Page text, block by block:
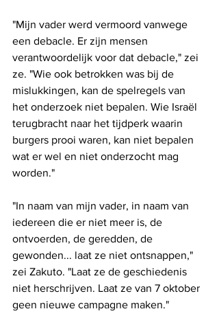
"Mijn vader werd vermoord vanwege
een debacle. Er zijn mensen
verantwoordelijk voor dat debacle," zei
ze. "Wie ook betrokken was bij de
mislukkingen, kan de spelregels van
het onderzoek niet bepalen. Wie Israël
terugbracht naar het tijdperk waarin
burgers prooi waren, kan niet bepalen
wat er wel en niet onderzocht mag
worden."
"In naam van mijn vader, in naam van
iedereen die er niet meer is, de
ontvoerden, de geredden, de
gewonden... laat ze niet ontsnappen,"
zei Zakuto. "Laat ze de geschiedenis
niet herschrijven. Laat ze van 7 oktober
geen nieuwe campagne maken."